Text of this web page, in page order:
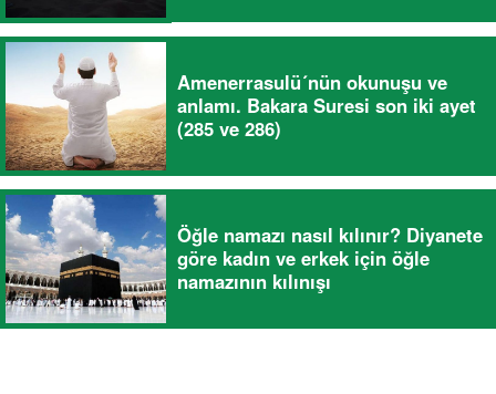
Amenerrasulü´nün okunuşu ve
anlamı. Bakara Suresi son iki ayet
(285 ve 286)
Öğle namazı nasıl kılınır? Diyanete
göre kadın ve erkek için öğle
namazının kılınışı